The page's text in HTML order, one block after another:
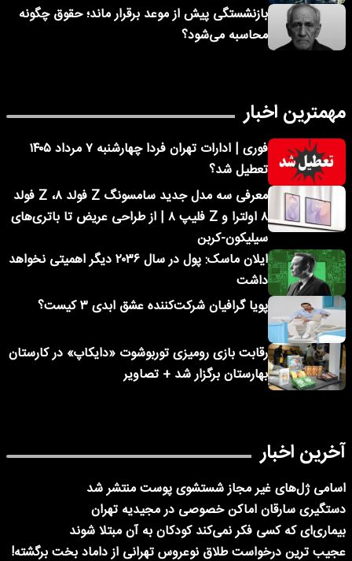
بازنشستگی پیش از موعد برقرار ماند؛ حقوق چگونه
محاسبه می‌شود؟
مهمترین اخبار
فوری | ادارات تهران فردا چهارشنبه ۷ مرداد ۱۴۰۵
تعطیل شد؟
معرفی سه مدل جدید سامسونگ Z فولد ۸، Z فولد
۸ اولترا و Z فلیپ ۸ | از طراحی عریض تا باتری‌های
سیلیکون-کربن
ایلان ماسک: پول در سال ۲۰۳۶ دیگر اهمیتی نخواهد
داشت
پویا گرافیان شرکت‌کننده عشق ابدی ۳ کیست؟
رقابت بازی رومیزی توربوشوت «دایکاپ» در کارستان
بهارستان برگزار شد + تصاویر
آخرین اخبار
اسامی ژل‌های غیر مجاز شستشوی پوست منتشر شد
دستگیری سارقان اماکن خصوصی در مجیدیه تهران
بیماری‌ای که کسی فکر نمی‌کند کودکان به آن مبتلا شوند
عجیب ترین درخواست طلاق نوعروس تهرانی از داماد بخت برگشته!